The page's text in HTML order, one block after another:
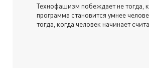
Технофашизм побеждает не тогда,
программа становится умнее
тогда, когда человек начинает